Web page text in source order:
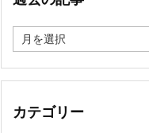
去
記
カテゴリー